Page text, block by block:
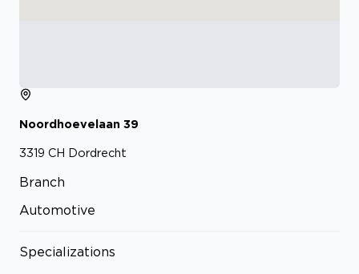
Noordhoevelaan 39
3319 CH Dordrecht
Branch
Automotive
Specializations